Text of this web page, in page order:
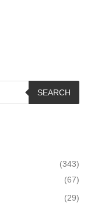
SEARCH
(343)
(67)
(29)